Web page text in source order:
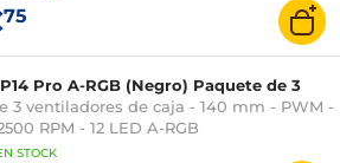
75
Pro A-RGB (Negro) Paquete de 3
3 ventiladores de caja - 140 mm - PWM -
RPM - 12 LED A-RGB
STOCK